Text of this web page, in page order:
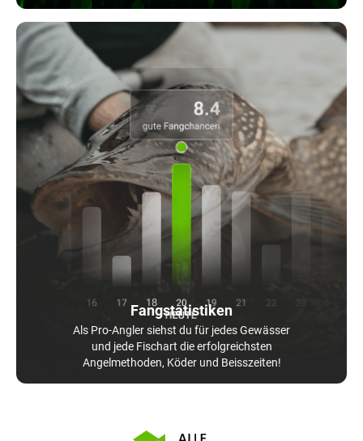
Fangstatistiken
Als Pro-Angler siehst du für jedes Gewässer
und jede Fischart die erfolgreichsten
Angelmethoden, Köder und Beisszeiten!